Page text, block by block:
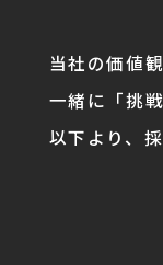
当社の価値
一緒に「挑
以下より、